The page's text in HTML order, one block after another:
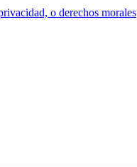
o derechos morales